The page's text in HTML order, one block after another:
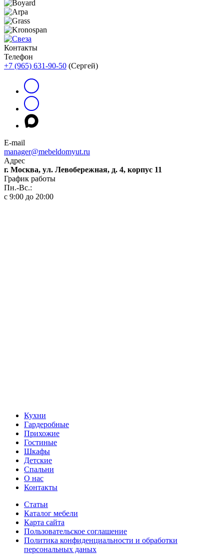
Контакты
Телефон
+7 (965) 631-90-50 (Сергей)
E-mail
manager@mebeldomyut.ru
Адрес
г. Москва, ул. Левобережная, д. 4, корпус 11
График работы
Пн.-Вс.:
с 9:00 до 20:00
Кухни
Гардеробные
Прихожие
Гостиные
Шкафы
Детские
Спальни
О нас
Контакты
Статьи
Каталог мебели
Карта сайта
Пользовательское соглашение
Политика конфиденциальности и обработки
персональных даных